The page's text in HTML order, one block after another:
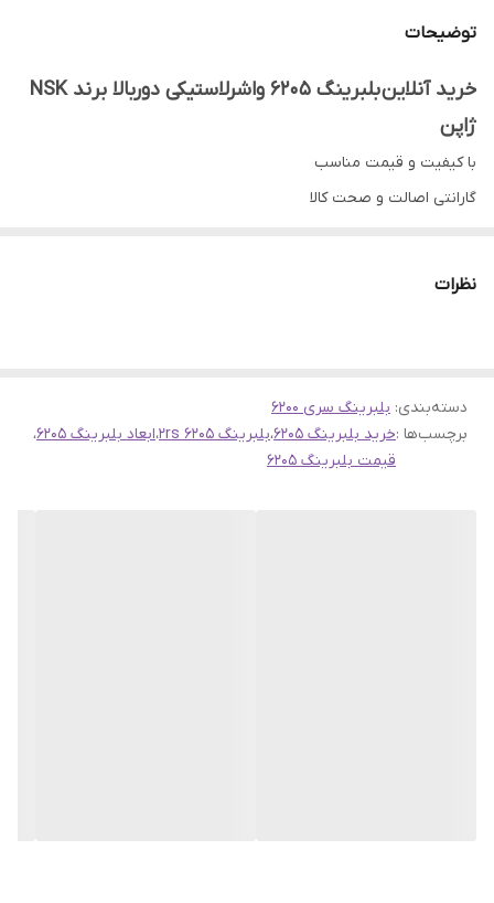
داخلی)
توضیحات
خرید آنلاین بلبرینگ 6205 واشرلاستیکی دوربالا برند NSK
ژاپن
با کیفیت و قیمت مناسب
گارانتی اصالت و صحت کالا
نظرات
دسته‌بندی: بلبرینگ سری 6200
برچسب‌ها :خرید بلبرینگ 6205 ،بلبرینگ 6205 2rs ،ابعاد بلبرینگ 6205
،
قیمت بلبرینگ 6205